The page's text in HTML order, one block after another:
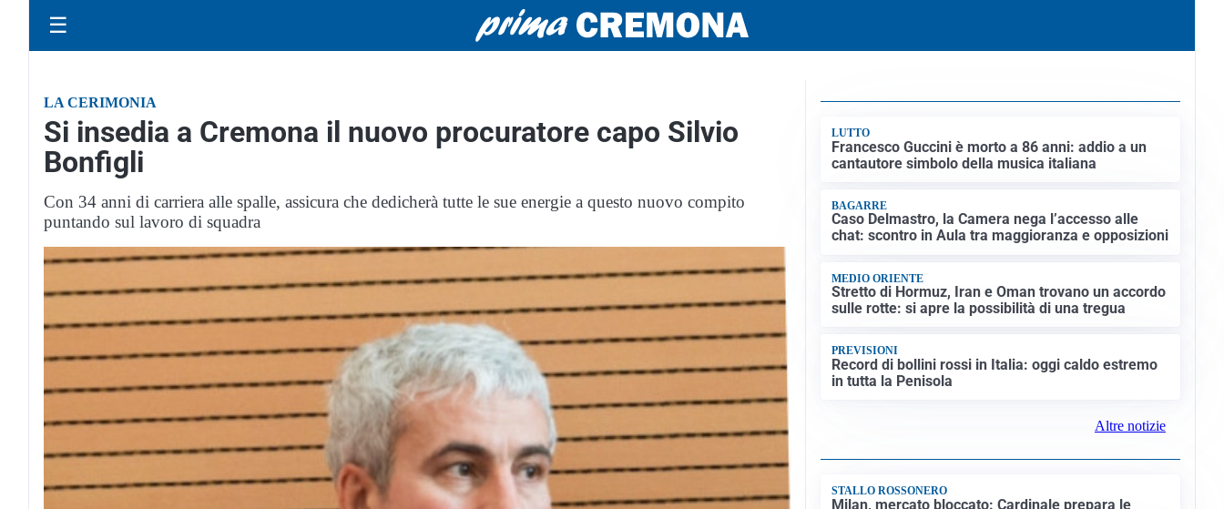
☰
LA CERIMONIA
Si insedia a Cremona il nuovo procuratore capo Silvio
Bonfigli
Con 34 anni di carriera alle spalle, assicura che dedicherà tutte le sue energie a questo nuovo compito
puntando sul lavoro di squadra
LUTTO
BAGARRE
chat: scontro in Aula tra maggioranza e opposizioni